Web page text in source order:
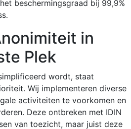
beschermingsgraad bij 99,9%
in
Plek
wordt, staat
Wij implementeren diverse
activiteiten te voorkomen en
Deze ontbreken met IDIN
van toezicht, maar juist deze